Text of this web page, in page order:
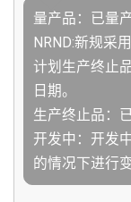
量产品：已量
NRND:新规采
计划生产终止
日期。
生产终止品：
开发中：开发
的情况下进行变